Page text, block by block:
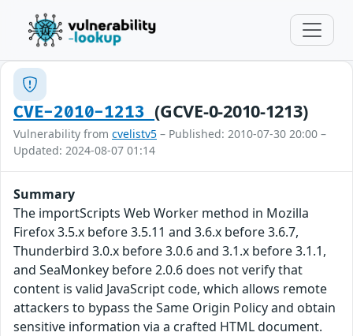
CVE-2010-1213(GCVE-0-2010-1213)
Vulnerability from cvelistv5 – Published: 2010-07-30 20:00 –
Updated: 2024-08-07 01:14
Summary
The importScripts Web Worker method in Mozilla
Firefox 3.5.x before 3.5.11 and 3.6.x before 3.6.7,
Thunderbird 3.0.x before 3.0.6 and 3.1.x before 3.1.1,
and SeaMonkey before 2.0.6 does not verify that
content is valid JavaScript code, which allows remote
attackers to bypass the Same Origin Policy and obtain
sensitive information via a crafted HTML document.